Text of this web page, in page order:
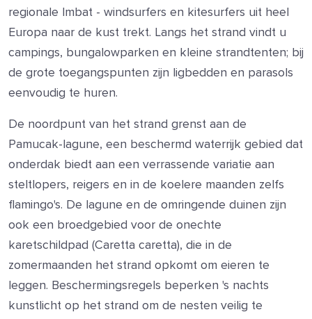
regionale Imbat - windsurfers en kitesurfers uit heel
Europa naar de kust trekt. Langs het strand vindt u
campings, bungalowparken en kleine strandtenten; bij
de grote toegangspunten zijn ligbedden en parasols
eenvoudig te huren.
De noordpunt van het strand grenst aan de
Pamucak-lagune, een beschermd waterrijk gebied dat
onderdak biedt aan een verrassende variatie aan
steltlopers, reigers en in de koelere maanden zelfs
flamingo's. De lagune en de omringende duinen zijn
ook een broedgebied voor de onechte
karetschildpad (Caretta caretta), die in de
zomermaanden het strand opkomt om eieren te
leggen. Beschermingsregels beperken 's nachts
kunstlicht op het strand om de nesten veilig te